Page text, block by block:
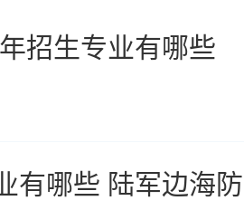
招生专业有哪些
有哪些 陆军边海